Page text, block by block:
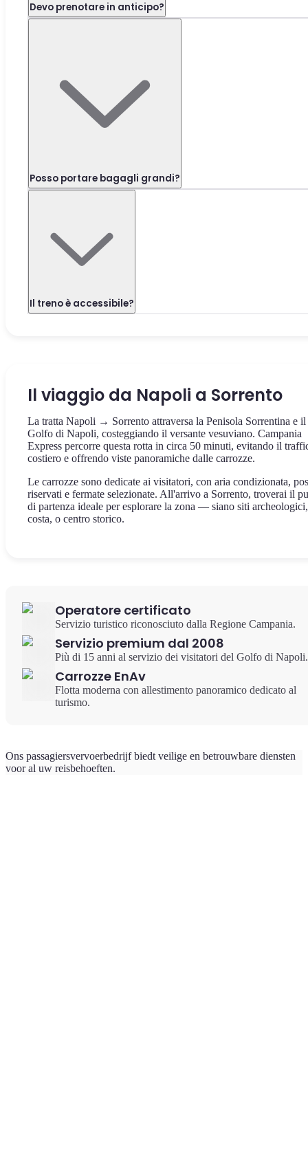
Devo prenotare in anticipo?
Posso portare bagagli grandi?
Il treno è accessibile?
Il viaggio da Napoli a Sorrento
La tratta Napoli → Sorrento attraversa la Penisola Sorrentina e il
Golfo di Napoli, costeggiando il versante vesuviano. Campania
Express percorre questa rotta in circa 50 minuti, evitando il
costiero e offrendo viste panoramiche dalle carrozze.
Le carrozze sono dedicate ai visitatori, con aria condizionata,
riservati e fermate selezionate. All'arrivo a Sorrento, troverai il
di partenza ideale per esplorare la zona — siano siti archeologici,
costa, o centro storico.
Operatore certificato
Servizio turistico riconosciuto dalla Regione Campania.
Servizio premium dal 2008
Più di 15 anni al servizio dei visitatori del Golfo di Napoli.
Carrozze EnAv
Flotta moderna con allestimento panoramico dedicato al
turismo.
Ons passagiersvervoerbedrijf biedt veilige en betrouwbare diensten
voor al uw reisbehoeften.